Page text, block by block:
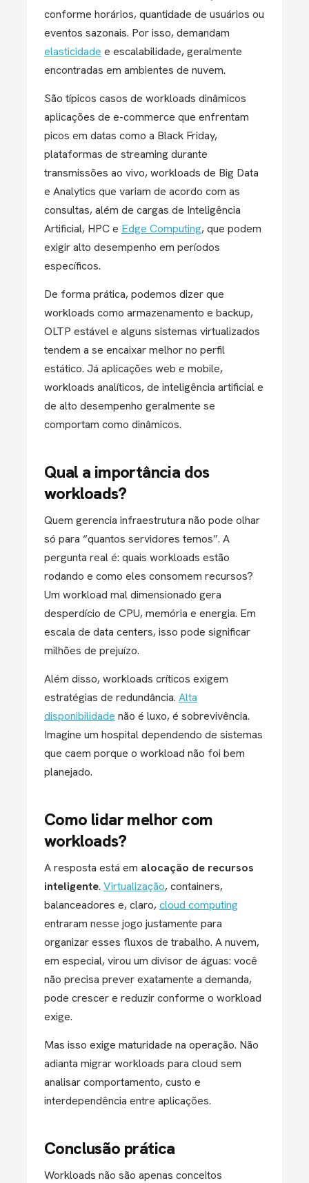
conforme horários, quantidade de usuários ou
eventos sazonais. Por isso, demandam
elasticidade e escalabilidade, geralmente
encontradas em ambientes de nuvem.
São típicos casos de workloads dinâmicos
aplicações de e-commerce que enfrentam
picos em datas como a Black Friday,
plataformas de streaming durante
transmissões ao vivo, workloads de Big Data
e Analytics que variam de acordo com as
consultas, além de cargas de Inteligência
Artificial, HPC e Edge Computing, que podem
exigir alto desempenho em períodos
específicos.
De forma prática, podemos dizer que
workloads como armazenamento e backup,
OLTP estável e alguns sistemas virtualizados
tendem a se encaixar melhor no perfil
estático. Já aplicações web e mobile,
workloads analíticos, de inteligência artificial e
de alto desempenho geralmente se
comportam como dinâmicos.
Qual a importância dos
workloads?
Quem gerencia infraestrutura não pode olhar
só para “quantos servidores temos”. A
pergunta real é: quais workloads estão
rodando e como eles consomem recursos?
Um workload mal dimensionado gera
desperdício de CPU, memória e energia. Em
escala de data centers, isso pode significar
milhões de prejuízo.
Além disso, workloads críticos exigem
estratégias de redundância. Alta
disponibilidade não é luxo, é sobrevivência.
Imagine um hospital dependendo de sistemas
que caem porque o workload não foi bem
planejado.
Como lidar melhor com
workloads?
A resposta está em alocação de recursos
inteligente. Virtualização, containers,
balanceadores e, claro,cloud computing
entraram nesse jogo justamente para
organizar esses fluxos de trabalho. A nuvem,
em especial, virou um divisor de águas: você
não precisa prever exatamente a demanda,
pode crescer e reduzir conforme o workload
exige.
Mas isso exige maturidade na operação. Não
adianta migrar workloads para cloud sem
analisar comportamento, custo e
interdependência entre aplicações.
Conclusão prática
Workloads não são apenas conceitos